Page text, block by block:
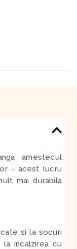
amestecul
- acest lucru
mai durabila
si la socuri
incalzirea cu